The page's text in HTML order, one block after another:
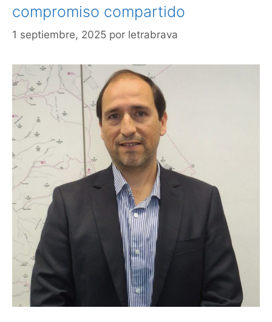
compromiso compartido
1 septiembre, 2025 por letrabrava